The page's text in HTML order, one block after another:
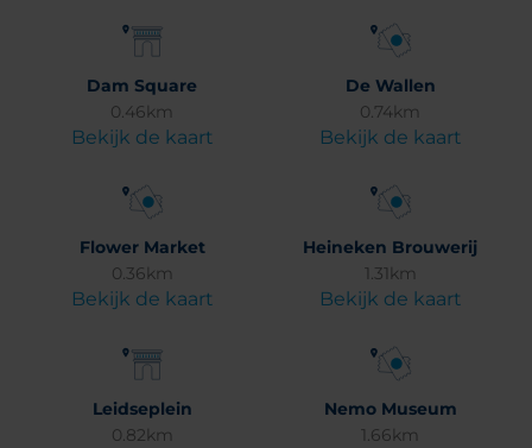
Dam Square
0.46km
Bekijk de kaart
De Wallen
0.74km
Bekijk de kaart
Flower Market
0.36km
Bekijk de kaart
Heineken Brouwerij
1.31km
Bekijk de kaart
Leidseplein
0.82km
Nemo Museum
1.66km